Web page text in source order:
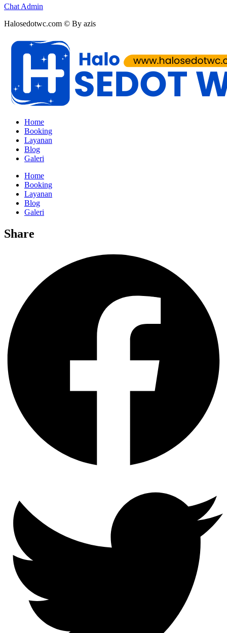
Chat Admin
Halosedotwc.com © By azis
Home
Booking
Layanan
Blog
Galeri
Home
Booking
Layanan
Blog
Galeri
Share